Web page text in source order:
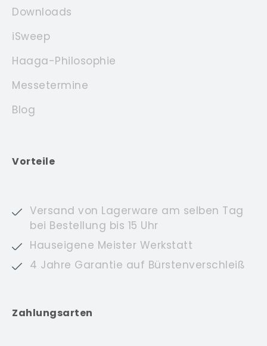
Downloads
iSweep
Haaga-Philosophie
Messetermine
Blog
Vorteile
Versand von Lagerware am selben Tag
bei Bestellung bis 15 Uhr
Hauseigene Meister Werkstatt
4 Jahre Garantie auf Bürstenverschleiß
Zahlungsarten